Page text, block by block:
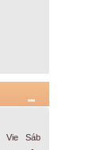
Vie
Sáb